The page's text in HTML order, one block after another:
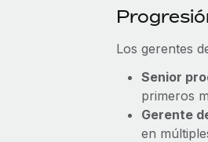
Los gerentes
Senior
primeros
Gerente
en